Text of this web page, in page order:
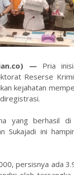
— Pria
Reserse
kejahatan
yang berhasil di
Sukajadi ini
persisnya ada